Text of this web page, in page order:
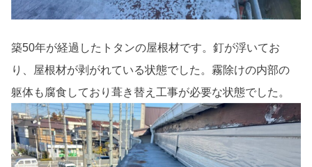
築50年が経過したトタンの屋根材です。釘が浮いてお
り、屋根材が剥がれている状態でした。霧除けの内部の
躯体も腐食しており葺き替え工事が必要な状態でした。